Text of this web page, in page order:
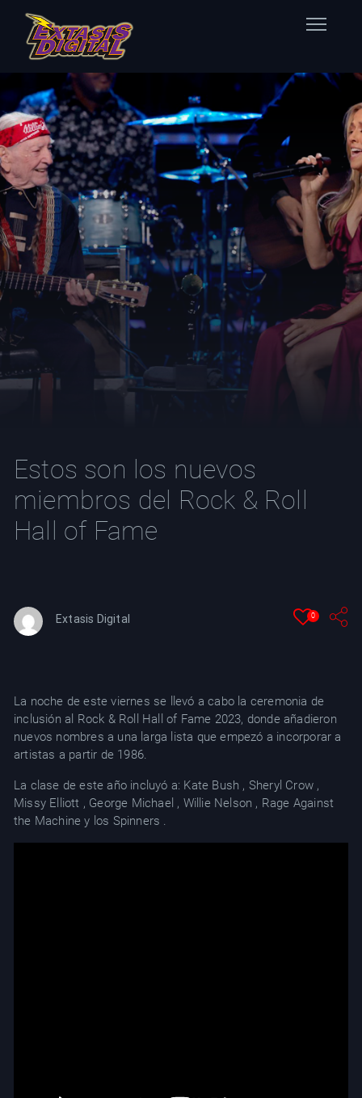
Nuestras Estaciones
Datos Éxtasis
Contacto
FB
TW
IG
Estos son los nuevos
miembros del Rock & Roll
Hall of Fame
Extasis Digital 0
La noche de este viernes se llevó a cabo la ceremonia de
inclusión al Rock & Roll Hall of Fame 2023, donde añadieron
nuevos nombres a una larga lista que empezó a incorporar a
artistas a partir de 1986.
La clase de este año incluyó a: Kate Bush , Sheryl Crow ,
Missy Elliott , George Michael , Willie Nelson , Rage Against
the Machine y los Spinners .